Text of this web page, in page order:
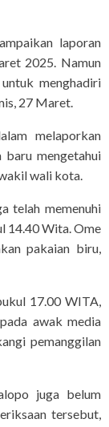
laporan
2025. Namun
menghadiri
27 Maret.
melaporkan
baru mengetahui
wali kota.
telah memenuhi
14.40 Wita. Ome
pakaian biru,
17.00 WITA,
awak media
pemanggilan
juga belum
tersebut,